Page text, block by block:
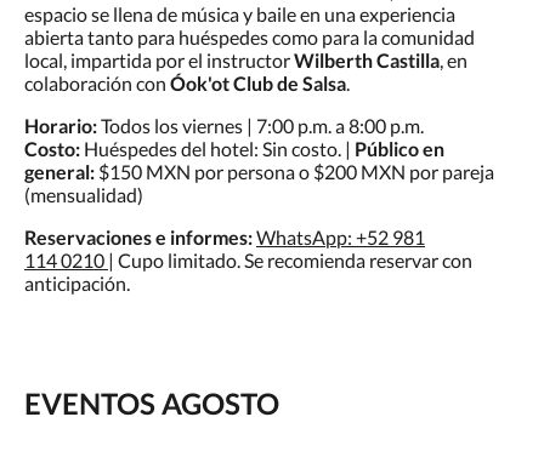
espacio se llena de música y baile en una experiencia
abierta tanto para huéspedes como para la comunidad
local, impartida por el instructorWilberth Castilla, en
colaboración con Óok'ot Club de Salsa.
Horario:Todos los viernes | 7:00 p.m. a 8:00 p.m.
Costo: Huéspedes del hotel: Sin costo. | Público en
general: $150 MXN por persona o $200 MXN por pareja
(mensualidad)
Reservaciones e informes:WhatsApp: +52 981
114 0210 | Cupo limitado. Se recomienda reservar con
anticipación.
EVENTOS AGOSTO